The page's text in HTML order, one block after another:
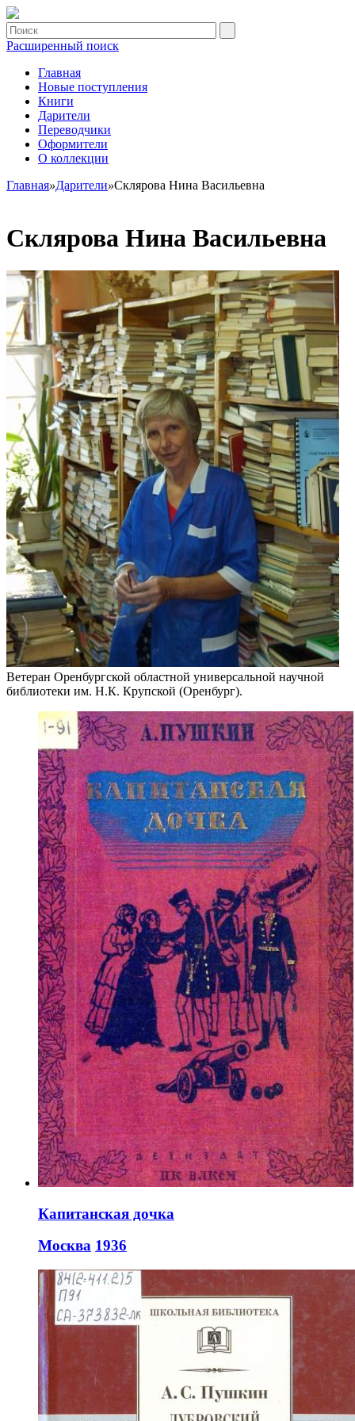
Расширенный поиск
Главная
Новые поступления
Книги
Дарители
Переводчики
Оформители
О коллекции
Главная»Дарители»Склярова Нина Васильевна
Склярова Нина Васильевна
Ветеран Оренбургской областной универсальной научной
библиотеки им. Н.К. Крупской (Оренбург).
Капитанская дочка
Москва 1936